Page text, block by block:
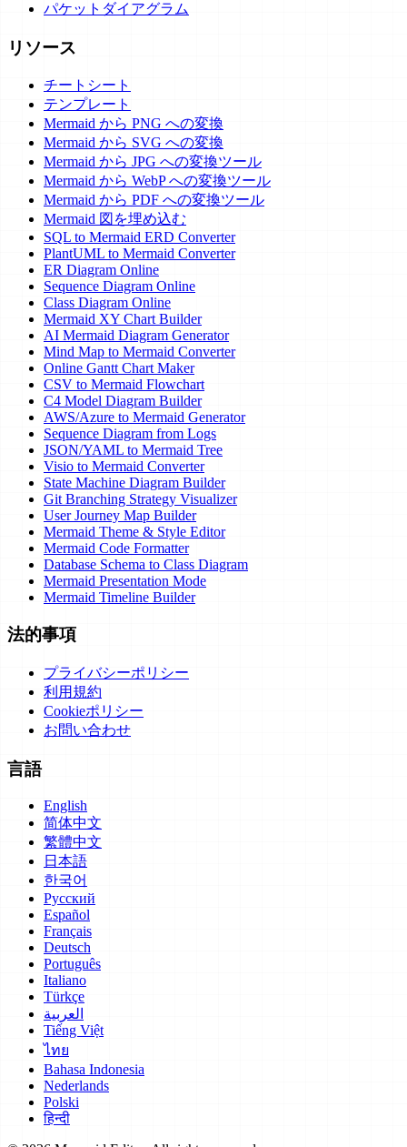
パケットダイアグラム
リソース
チートシート
テンプレート
Mermaid から PNG への変換
Mermaid から SVG への変換
Mermaid から JPG への変換ツール
Mermaid から WebP への変換ツール
Mermaid から PDF への変換ツール
Mermaid 図を埋め込む
SQL to Mermaid ERD Converter
PlantUML to Mermaid Converter
ER Diagram Online
Sequence Diagram Online
Class Diagram Online
Mermaid XY Chart Builder
AI Mermaid Diagram Generator
Mind Map to Mermaid Converter
Online Gantt Chart Maker
CSV to Mermaid Flowchart
C4 Model Diagram Builder
AWS/Azure to Mermaid Generator
Sequence Diagram from Logs
JSON/YAML to Mermaid Tree
Visio to Mermaid Converter
State Machine Diagram Builder
Git Branching Strategy Visualizer
User Journey Map Builder
Mermaid Theme & Style Editor
Mermaid Code Formatter
Database Schema to Class Diagram
Mermaid Presentation Mode
Mermaid Timeline Builder
法的事項
プライバシーポリシー
利用規約
Cookieポリシー
お問い合わせ
言語
English
简体中文
繁體中文
日本語
한국어
Русский
Español
Français
Deutsch
Português
Italiano
Türkçe
العربية
Tiếng Việt
ไทย
Bahasa Indonesia
Nederlands
Polski
हिन्दी